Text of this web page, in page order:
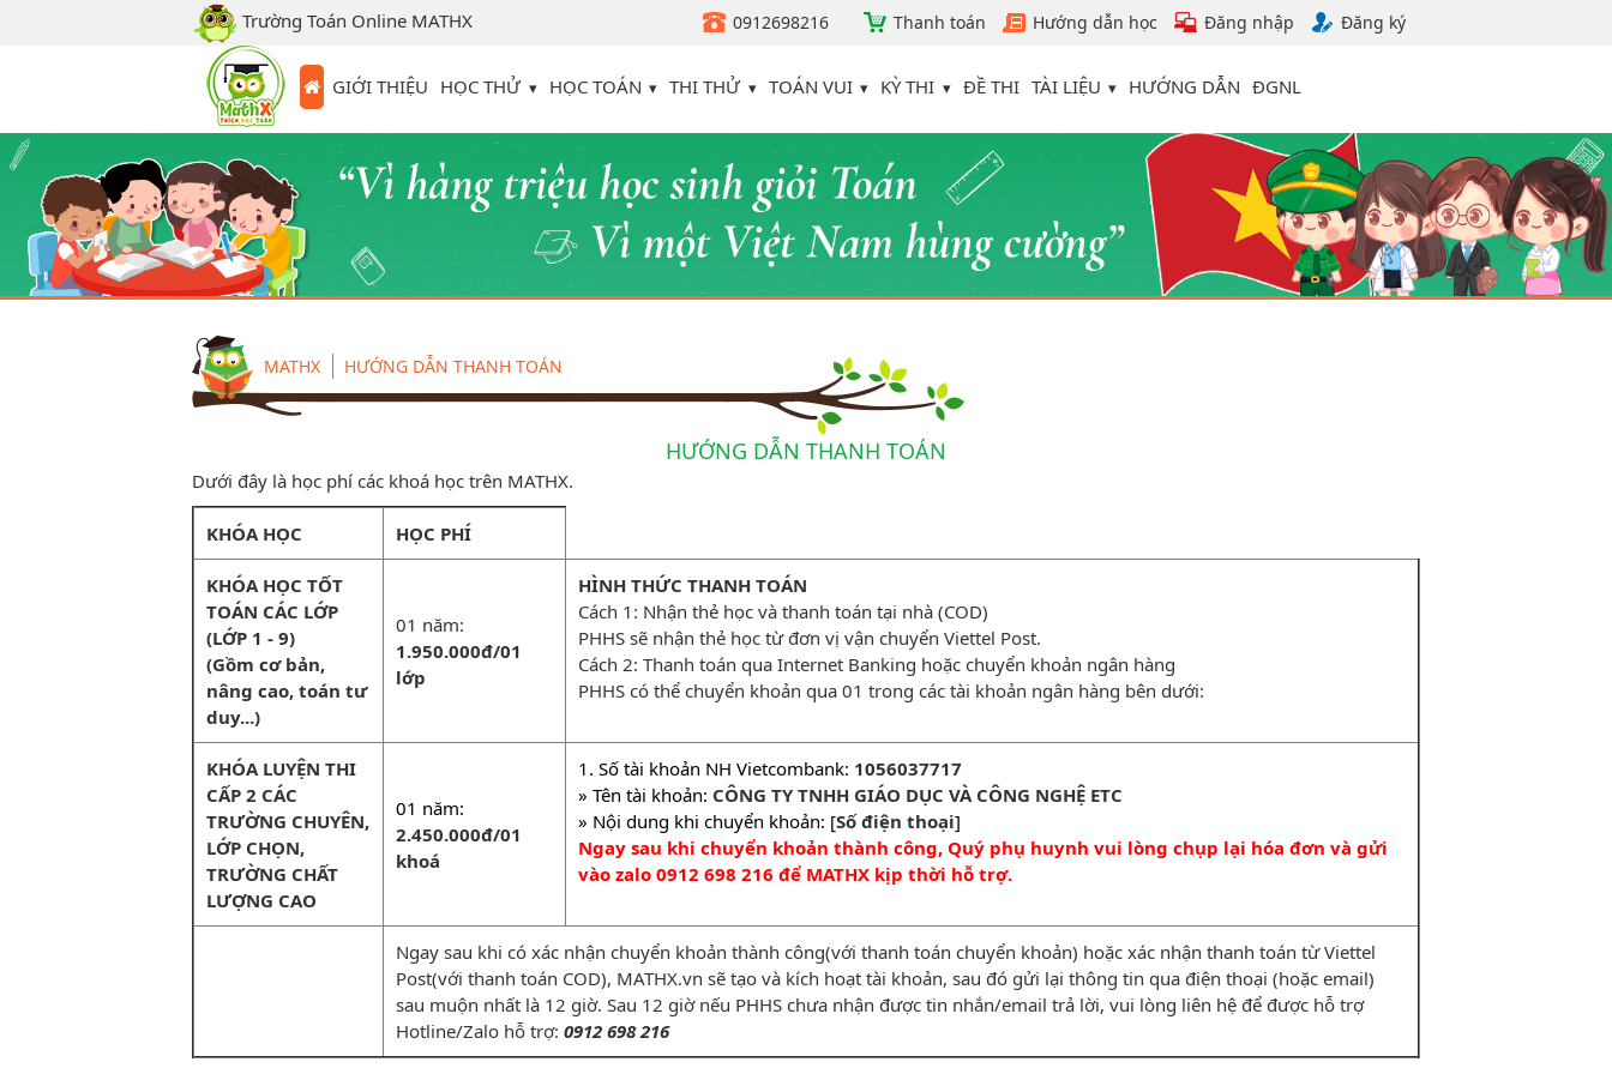
Trường Toán Online MATHX 0912698216 Thanh toán Hướng dẫn học Đăng nhập Đăng ký
GIỚI THIỆU HỌC THỬ HỌC TOÁN THI THỬ TOÁN VUI KỲ THI ĐỀ THI TÀI LIỆU HƯỚNG DẪN ĐGNL
MATHX HƯỚNG DẪN THANH TOÁN
HƯỚNG DẪN THANH TOÁN
Dưới đây là học phí các khoá học trên MATHX.
KHÓA HỌC HỌC PHÍ
KHÓA HỌC TỐT
TOÁN CÁC LỚP
(LỚP 1 - 9)
(Gồm cơ bản,
nâng cao, toán tư
duy...)
01 năm:
1.950.000đ/01
lớp
HÌNH THỨC THANH TOÁN
Cách 1: Nhận thẻ học và thanh toán tại nhà (COD)
PHHS sẽ nhận thẻ học từ đơn vị vận chuyển Viettel Post.
Cách 2: Thanh toán qua Internet Banking hoặc chuyển khoản ngân hàng
PHHS có thể chuyển khoản qua 01 trong các tài khoản ngân hàng bên dưới:
KHÓA LUYỆN THI
CẤP 2 CÁC
TRƯỜNG CHUYÊN,
LỚP CHỌN,
TRƯỜNG CHẤT
LƯỢNG CAO
01 năm:
2.450.000đ/01
khoá
1. Số tài khoản NH Vietcombank: 1056037717
» Tên tài khoản: CÔNG TY TNHH GIÁO DỤC VÀ CÔNG NGHỆ ETC
» Nội dung khi chuyển khoản: [Số điện thoại]
Ngay sau khi chuyển khoản thành công, Quý phụ huynh vui lòng chụp lại hóa đơn và gửi
vào zalo 0912 698 216 để MATHX kịp thời hỗ trợ.
Ngay sau khi có xác nhận chuyển khoản thành công(với thanh toán chuyển khoản) hoặc xác nhận thanh toán từ Viettel
Post(với thanh toán COD), MATHX.vn sẽ tạo và kích hoạt tài khoản, sau đó gửi lại thông tin qua điện thoại (hoặc email)
sau muộn nhất là 12 giờ. Sau 12 giờ nếu PHHS chưa nhận được tin nhắn/email trả lời, vui lòng liên hệ để được hỗ trợ
Hotline/Zalo hỗ trợ: 0912 698 216